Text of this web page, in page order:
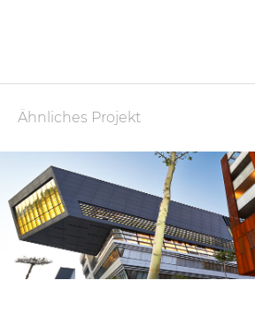
Ähnliches Projekt